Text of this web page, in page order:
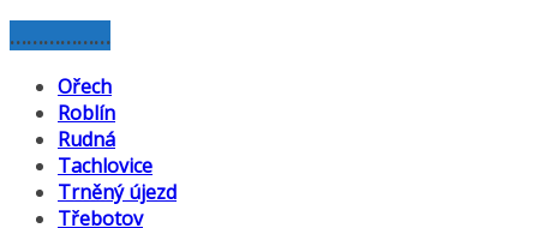
………………
Ořech
Roblín
Rudná
Tachlovice
Trněný újezd
Třebotov